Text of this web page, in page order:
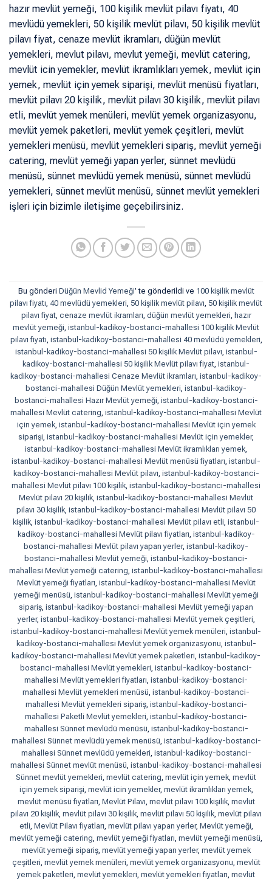
hazır mevlüt yemeği, 100 kişilik mevlüt pilavı fiyatı, 40
mevlüdü yemekleri, 50 kişilik mevlüt pilavı, 50 kişilik mevlüt
pilavı fiyat, cenaze mevlüt ikramları, düğün mevlüt
yemekleri, mevlut pilavı, mevlut yemeği, mevlüt catering,
mevlüt icin yemekler, mevlüt ikramlıkları yemek, mevlüt için
yemek, mevlüt için yemek siparişi, mevlüt menüsü fiyatları,
mevlüt pilavı 20 kişilik, mevlüt pilavı 30 kişilik, mevlüt pilavı
etli, mevlüt yemek menüleri, mevlüt yemek organizasyonu,
mevlüt yemek paketleri, mevlüt yemek çeşitleri, mevlüt
yemekleri menüsü, mevlüt yemekleri sipariş, mevlüt yemeği
catering, mevlüt yemeği yapan yerler, sünnet mevlüdü
menüsü, sünnet mevlüdü yemek menüsü, sünnet mevlüdü
yemekleri, sünnet mevlüt menüsü, sünnet mevlüt yemekleri
işleri için bizimle iletişime geçebilirsiniz.
Bu gönderi Düğün Mevlid Yemeği’ te gönderildi ve 100 kişilik mevlüt
pilavı fiyatı 40 mevlüdü yemekleri 50 kişilik mevlüt pilavı 50 kişilik mevlüt
pilavı fiyat, cenaze mevlüt ikramları düğün mevlüt yemekleri hazır
mevlüt yemeği istanbul-kadikoy-bostanci-mahallesi 100 kişilik Mevlüt
pilavı fiyatı istanbul-kadikoy-bostanci-mahallesi 40 mevlüdü yemekleri
istanbul-kadikoy-bostanci-mahallesi 50 kişilik Mevlüt pilavı istanbul-
kadikoy-bostanci-mahallesi 50 kişilik Mevlüt pilavı fiyat istanbul-
kadikoy-bostanci-mahallesi Cenaze Mevlüt ikramları istanbul-kadikoy-
bostanci-mahallesi Düğün Mevlüt yemekleri istanbul-kadikoy-
bostanci-mahallesi Hazır Mevlüt yemeği istanbul-kadikoy-bostanci-
mahallesi Mevlüt catering istanbul-kadikoy-bostanci-mahallesi Mevlüt
için yemek, istanbul-kadikoy-bostanci-mahallesi Mevlüt için yemek
siparişi istanbul-kadikoy-bostanci-mahallesi Mevlüt için yemekler,
istanbul-kadikoy-bostanci-mahallesi Mevlüt ikramlıkları yemek
istanbul-kadikoy-bostanci-mahallesi Mevlüt menüsü fiyatları istanbul-
kadikoy-bostanci-mahallesi Mevlüt pilavı istanbul-kadikoy-bostanci-
mahallesi Mevlüt pilavı 100 kişilik istanbul-kadikoy-bostanci-mahallesi
Mevlüt pilavı 20 kişilik istanbul-kadikoy-bostanci-mahallesi Mevlüt
pilavı 30 kişilik istanbul-kadikoy-bostanci-mahallesi Mevlüt pilavı 50
kişilik istanbul-kadikoy-bostanci-mahallesi Mevlüt pilavı etli istanbul-
kadikoy-bostanci-mahallesi Mevlüt pilavı fiyatları istanbul-kadikoy-
bostanci-mahallesi Mevlüt pilavı yapan yerler, istanbul-kadikoy-
bostanci-mahallesi Mevlüt yemeği istanbul-kadikoy-bostanci-
mahallesi Mevlüt yemeği catering istanbul-kadikoy-bostanci-mahallesi
Mevlüt yemeği fiyatları istanbul-kadikoy-bostanci-mahallesi Mevlüt
yemeği menüsü istanbul-kadikoy-bostanci-mahallesi Mevlüt yemeği
sipariş istanbul-kadikoy-bostanci-mahallesi Mevlüt yemeği yapan
yerler, istanbul-kadikoy-bostanci-mahallesi Mevlüt yemek çeşitleri
istanbul-kadikoy-bostanci-mahallesi Mevlüt yemek menüleri istanbul-
kadikoy-bostanci-mahallesi Mevlüt yemek organizasyonu istanbul-
kadikoy-bostanci-mahallesi Mevlüt yemek paketleri istanbul-kadikoy-
bostanci-mahallesi Mevlüt yemekleri istanbul-kadikoy-bostanci-
mahallesi Mevlüt yemekleri fiyatları istanbul-kadikoy-bostanci-
mahallesi Mevlüt yemekleri menüsü istanbul-kadikoy-bostanci-
mahallesi Mevlüt yemekleri sipariş, istanbul-kadikoy-bostanci-
mahallesi Paketli Mevlüt yemekleri istanbul-kadikoy-bostanci-
mahallesi Sünnet mevlüdü menüsü istanbul-kadikoy-bostanci-
mahallesi Sünnet mevlüdü yemek menüsü istanbul-kadikoy-bostanci-
mahallesi Sünnet mevlüdü yemekleri istanbul-kadikoy-bostanci-
mahallesi Sünnet mevlüt menüsü istanbul-kadikoy-bostanci-mahallesi
Sünnet mevlüt yemekleri mevlüt catering mevlüt için yemek mevlüt
için yemek siparişi mevlüt icin yemekler, mevlüt ikramlıkları yemek,
mevlüt menüsü fiyatları Mevlüt Pilavı mevlüt pilavı 100 kişilik, mevlüt
pilavı 20 kişilik mevlüt pilavı 30 kişilik mevlüt pilavı 50 kişilik mevlüt pilavı
etli Mevlüt Pilavı fiyatları mevlüt pilavı yapan yerler, Mevlüt yemeği
mevlüt yemeği catering mevlüt yemeği fiyatları mevlüt yemeği menüsü
mevlüt yemeği sipariş, mevlüt yemeği yapan yerler, mevlüt yemek
çeşitleri mevlüt yemek menüleri mevlüt yemek organizasyonu mevlüt
yemek paketleri mevlüt yemekleri mevlüt yemekleri fiyatları mevlüt